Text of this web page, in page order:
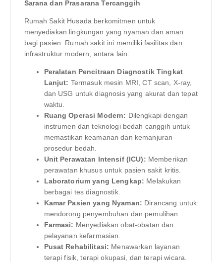
Sarana dan Prasarana Tercanggih
Rumah Sakit Husada berkomitmen untuk
menyediakan lingkungan yang nyaman dan aman
bagi pasien. Rumah sakit ini memiliki fasilitas dan
infrastruktur modern, antara lain:
Peralatan Pencitraan Diagnostik Tingkat
Lanjut: Termasuk mesin MRI, CT scan, X-ray,
dan USG untuk diagnosis yang akurat dan tepat
waktu.
Ruang Operasi Modern: Dilengkapi dengan
instrumen dan teknologi bedah canggih untuk
memastikan keamanan dan kemanjuran
prosedur bedah.
Unit Perawatan Intensif (ICU): Memberikan
perawatan khusus untuk pasien sakit kritis.
Laboratorium yang Lengkap: Melakukan
berbagai tes diagnostik.
Kamar Pasien yang Nyaman: Dirancang untuk
mendorong penyembuhan dan pemulihan.
Farmasi: Menyediakan obat-obatan dan
pelayanan kefarmasian.
Pusat Rehabilitasi: Menawarkan layanan
terapi fisik, terapi okupasi, dan terapi wicara.